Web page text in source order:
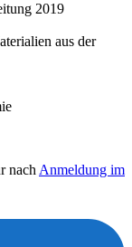
2019
aus der
nach Anmeldung im